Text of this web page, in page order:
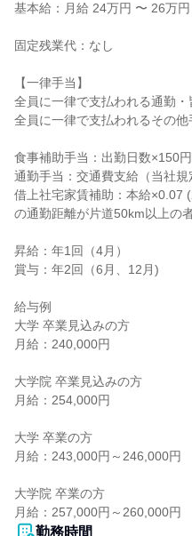
基本給：月給 24万円 〜 26万円
固定残業代：なし
【一律手当】
全員に一律で支払われる通勤
全員に一律で支払われるその他
食事補助手当：出勤日数×150円
通勤手当：交通費支給（当社規
借上社宅家賃補助：本給×0.07
の通勤距離が片道50km以上の
昇給：年1回（4月）
賞与：年2回（6月、12月)
給与例
大学 卒業見込みの方
月給：240,000円
大学院 卒業見込みの方
月給：254,000円
大学 卒業の方
月給：243,000円～246,000円
大学院 卒業の方
月給：257,000円～260,000円
勤務時間